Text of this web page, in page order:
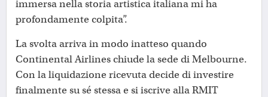
immersa nella storia artistica italiana mi ha
profondamente colpita”.
La svolta arriva in modo inatteso quando
Continental Airlines chiude la sede di Melbourne.
Con la liquidazione ricevuta decide di investire
finalmente su sé stessa e si iscrive alla RMIT